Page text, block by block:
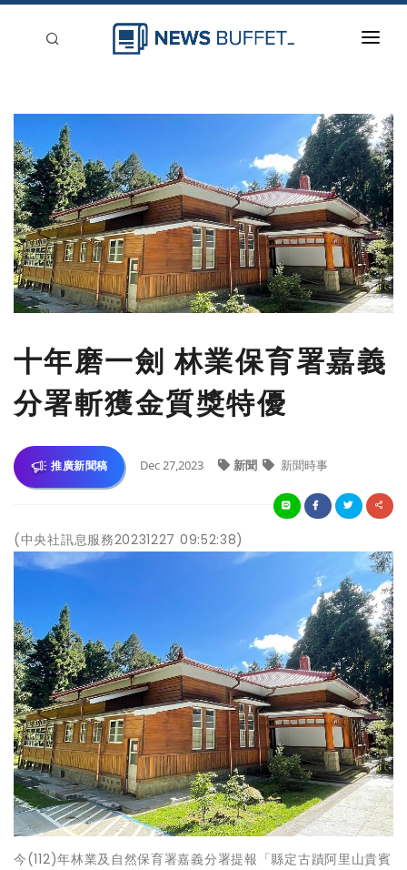
新聞稿分類
登入
刊登
十年磨一劍 林業保育署嘉義
分署斬獲金質獎特優
推廣新聞稿 Dec 27,2023 新聞 新聞時事
(中央社訊息服務20231227 09:52:38)
今(112)年林業及自然保育署嘉義分署提報「縣定古蹟阿里山貴賓